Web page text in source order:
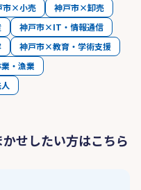
市×小売
神戸市×卸売
神戸市×IT・情報通信
神戸市×教育・学術支援
・漁業
せしたい方はこちら